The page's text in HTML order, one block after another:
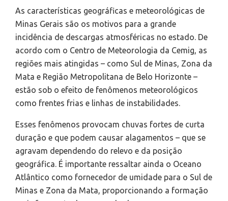
As características geográficas e meteorológicas de
Minas Gerais são os motivos para a grande
incidência de descargas atmosféricas no estado. De
acordo com o Centro de Meteorologia da Cemig, as
regiões mais atingidas – como Sul de Minas, Zona da
Mata e Região Metropolitana de Belo Horizonte –
estão sob o efeito de fenômenos meteorológicos
como frentes frias e linhas de instabilidades.
Esses fenômenos provocam chuvas fortes de curta
duração e que podem causar alagamentos – que se
agravam dependendo do relevo e da posição
geográfica. É importante ressaltar ainda o Oceano
Atlântico como fornecedor de umidade para o Sul de
Minas e Zona da Mata, proporcionando a formação